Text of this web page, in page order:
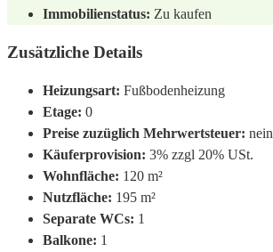
Immobilienstatus: Zu kaufen
Zusätzliche Details
Heizungsart: Fußbodenheizung
Etage: 0
Preise zuzüglich Mehrwertsteuer: nein
Käuferprovision: 3% zzgl 20% USt.
Wohnfläche: 120 m²
Nutzfläche: 195 m²
Separate WCs: 1
Balkone: 1